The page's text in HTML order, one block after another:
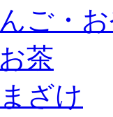
ご・
茶
ざけ